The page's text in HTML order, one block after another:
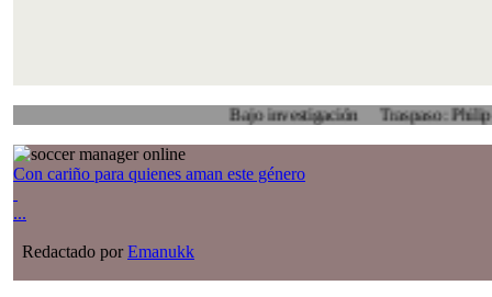
Bajo investigación Traspaso: Philip
Con cariño para quienes aman este género
...
Redactado porEmanukk